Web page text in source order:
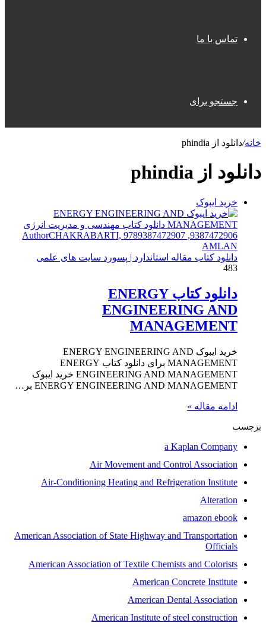
تماس با ما
جستجو برای
خانه/دانلود از phindia
دانلود از phindia
خرید ایبوک
دانلود کتاب مقاله استاندارد | پسورد سایت های علمی
483
دانلود کتاب ENERGY
ENGINEERING AND
MANAGEMENT
خرید ایبوک ENERGY ENGINEERING AND
MANAGEMENT برای دانلود کتاب ENERGY
ENGINEERING AND MANAGEMENT خرید ایبوک
ENERGY ENGINEERING AND MANAGEMENT بر…
ادامه مقاله »
برچسب
a Kaplan Company
Air Movement and Control Association
Air-Conditioning Heating and Refrigeration Institute
Alteration
amazon ebook
American Association of State Highway and Transportation
Officials
American Association of Textile Chemists and Colorists
American Concrete Institute
American Dental Association
American Institute of steel construction